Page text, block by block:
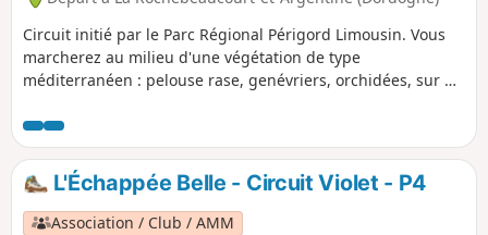
Circuit initié par le Parc Régional Périgord Limousin. Vous
marcherez au milieu d'une végétation de type
méditerranéen : pelouse rase, genévriers, orchidées, sur un
saura parfois vous surprendre. En parcourant l'ancienne
voie de chemin de fer, vous découvrirez l'histoire de
l'activité économique du plateau. N'hésitez pas à entrer
dans l'église romane, dans les carrières, dans les cluzeaux
où 90 000 ans d'histoire vous attendent.
L'Échappée Belle - Circuit Violet - P4
Association / Club / AMM